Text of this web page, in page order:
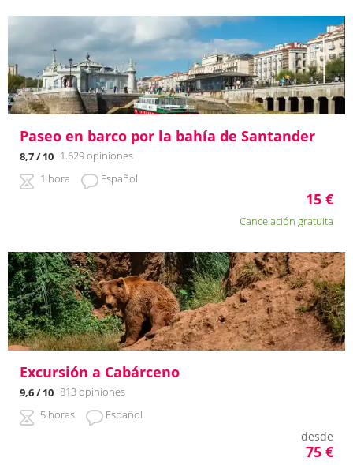
Paseo en barco por la bahía de Santander
8,7/ 10 1.629 opiniones
1 hora
Español
15 €
Cancelación gratuita
Excursión a Cabárceno
9,6/ 10 813 opiniones
5 horas
Español
desde
75 €